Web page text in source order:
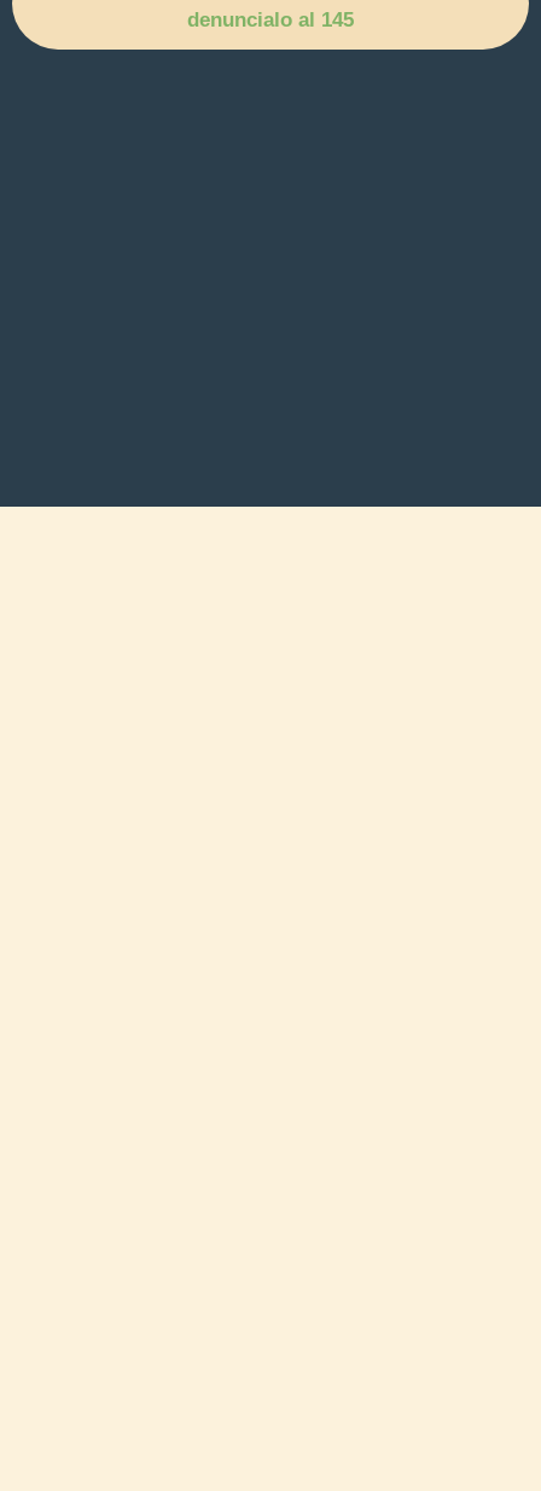
denuncialo al 145